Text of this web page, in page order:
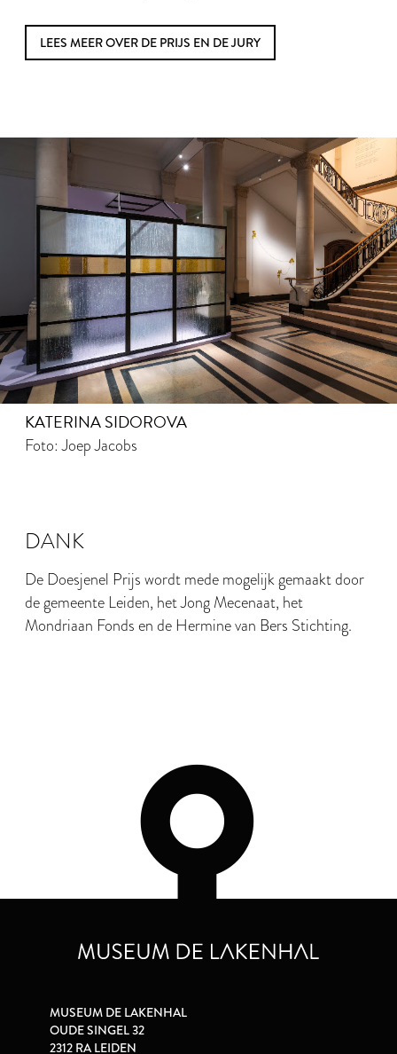
LEES MEER OVER DE PRIJS EN DE JURY
KATERINA SIDOROVA
Foto: Joep Jacobs
DANK
De Doesjenel Prijs wordt mede mogelijk gemaakt door
de gemeente Leiden, het Jong Mecenaat, het
Mondriaan Fonds en de Hermine van Bers Stichting.
MUSEUM DE LAKENHAL
OUDE SINGEL 32
2312 RA LEIDEN